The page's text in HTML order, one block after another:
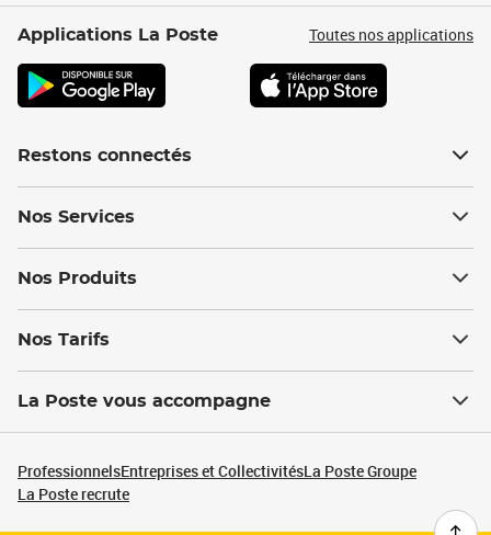
Applications La Poste Toutes nos applications
Restons connectés
Nos Services
Nos Produits
Nos Tarifs
La Poste vous accompagne
ProfessionnelsEntreprises et CollectivitésLa Poste Groupe
La Poste recrute